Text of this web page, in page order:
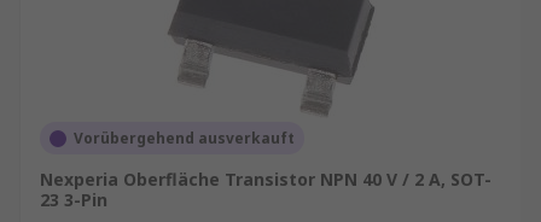
Vorübergehend ausverkauft
Nexperia Oberfläche Transistor NPN 40 V / 2 A, SOT-
23 3-Pin